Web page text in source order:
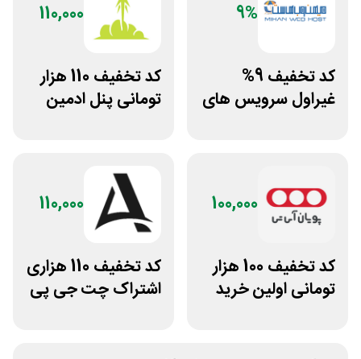
9%
کد تخفیف 9%
غیراول سرویس های
110,000
کد تخفیف 110 هزار
تومانی پنل ادمین
100,000
کد تخفیف 100 هزار
تومانی اولین خرید
110,000
کد تخفیف 110 هزاری
اشتراک چت جی پی